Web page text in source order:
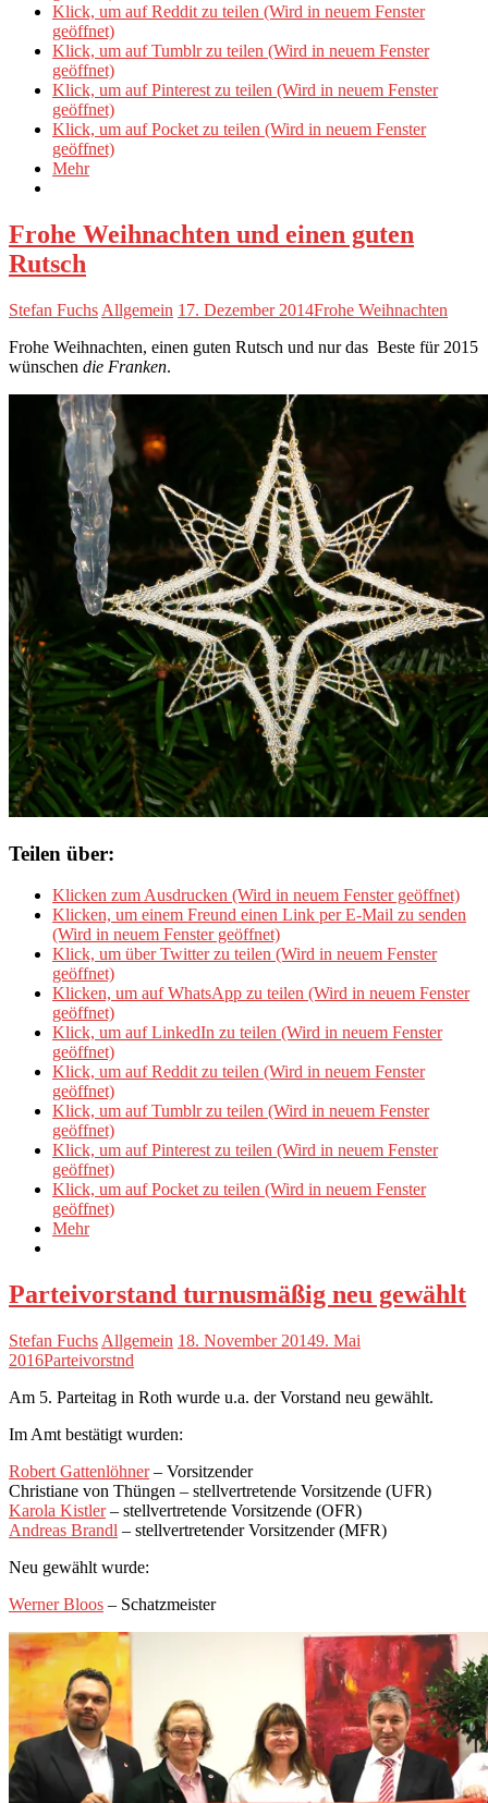
Klick, um auf Reddit zu teilen (Wird in neuem Fenster
geöffnet)
Klick, um auf Tumblr zu teilen (Wird in neuem Fenster
geöffnet)
Klick, um auf Pinterest zu teilen (Wird in neuem Fenster
geöffnet)
Klick, um auf Pocket zu teilen (Wird in neuem Fenster
geöffnet)
Mehr
Frohe Weihnachten und einen guten
Rutsch
Stefan Fuchs Allgemein 17. Dezember 2014Frohe Weihnachten
Frohe Weihnachten, einen guten Rutsch und nur das Beste für 2015
wünschen die Franken.
Teilen über:
Klicken zum Ausdrucken (Wird in neuem Fenster geöffnet)
Klicken, um einem Freund einen Link per E-Mail zu senden
(Wird in neuem Fenster geöffnet)
Klick, um über Twitter zu teilen (Wird in neuem Fenster
geöffnet)
Klicken, um auf WhatsApp zu teilen (Wird in neuem Fenster
geöffnet)
Klick, um auf LinkedIn zu teilen (Wird in neuem Fenster
geöffnet)
Klick, um auf Reddit zu teilen (Wird in neuem Fenster
geöffnet)
Klick, um auf Tumblr zu teilen (Wird in neuem Fenster
geöffnet)
Klick, um auf Pinterest zu teilen (Wird in neuem Fenster
geöffnet)
Klick, um auf Pocket zu teilen (Wird in neuem Fenster
geöffnet)
Mehr
Parteivorstand turnusmäßig neu gewählt
Stefan Fuchs Allgemein 18. November 20149. Mai
2016Parteivorstnd
Am 5. Parteitag in Roth wurde u.a. der Vorstand neu gewählt.
Im Amt bestätigt wurden:
Robert Gattenlöhner– Vorsitzender
Christiane von Thüngen – stellvertretende Vorsitzende (UFR)
Karola Kistler– stellvertretende Vorsitzende (OFR)
Andreas Brandl – stellvertretender Vorsitzender (MFR)
Neu gewählt wurde:
Werner Bloos – Schatzmeister